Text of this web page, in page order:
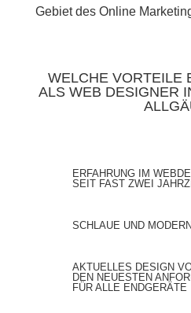
Gebiet des Online
WELCHE VORTEILE
ALS WEB DESIGNER
ERFAHRUNG IM
SEIT FAST ZWEI
SCHLAUE UND
AKTUELLES DESIGN
DEN NEUESTEN
FÜR ALLE ENDGERÄTE